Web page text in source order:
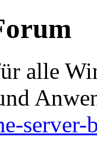
alle
server-